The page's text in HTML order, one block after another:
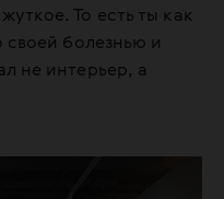
То есть ты как
болезнью и
не интерьер, а